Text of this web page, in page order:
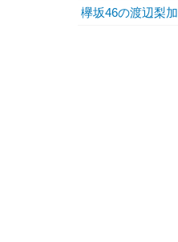
欅坂46の渡辺梨